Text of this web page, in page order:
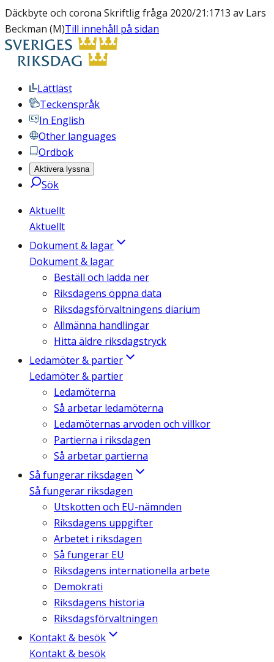
Däckbyte och corona Skriftlig fråga 2020/21:1713 av Lars
Beckman (M)Till innehåll på sidan
Lättläst
Teckenspråk
In English
Other languages
Ordbok
Aktivera lyssna
Sök
Aktuellt
Aktuellt
Dokument & lagar
Dokument & lagar
Beställ och ladda ner
Riksdagens öppna data
Riksdagsförvaltningens diarium
Allmänna handlingar
Hitta äldre riksdagstryck
Ledamöter & partier
Ledamöter & partier
Ledamöterna
Så arbetar ledamöterna
Ledamöternas arvoden och villkor
Partierna i riksdagen
Så arbetar partierna
Så fungerar riksdagen
Så fungerar riksdagen
Utskotten och EU-nämnden
Riksdagens uppgifter
Arbetet i riksdagen
Så fungerar EU
Riksdagens internationella arbete
Demokrati
Riksdagens historia
Riksdagsförvaltningen
Kontakt & besök
Kontakt & besök